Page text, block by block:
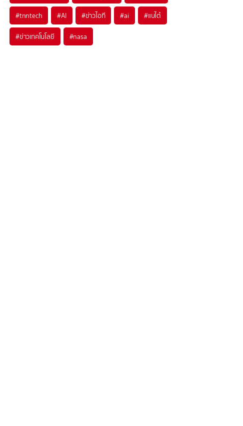
#tnntech #AI #ข่าวไอที #ai #แบไต๋
#ข่าวเทคโนโลยี #nasa